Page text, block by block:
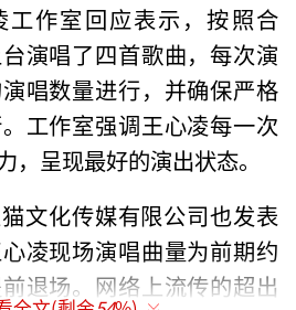
工作室回应表示，按照合
演唱了四首歌曲，每次演
唱数量进行，并确保严格
工作室强调王心凌每一次
，呈现最好的演出状态。
文化传媒有限公司也发表
凌现场演唱曲量为前期约
退场。网络上流传的超出